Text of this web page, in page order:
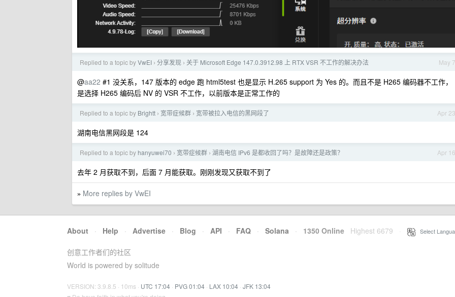
May 7
Replied to a topic byVwEI › 分享发现 › 关于 Microsoft Edge 147.0.3912.98 上 RTX VSR 不工作的解决办法
@aa22 #1 没关系，147 版本的 edge 跑 html5test 也是显示 H.265 support 为 Yes 的。而且不是 H265 编码器不工作，
是选择 H265 编码后 NV 的 VSR 不工作，以前版本是正常工作的
Apr 23
Replied to a topic by Brightt › 宽带症候群 › 宽带被拉入电信的黑网段了
湖南电信黑网段是 124
Apr 16
Replied to a topic by hanyuwei70 › 宽带症候群 › 湖南电信 IPv6 是都收回了吗？是故障还是政策？
去年 2 月获取不到，后面 7 月能获取。刚刚发现又获取不到了
» More replies by VwEI
About · Help · Advertise · Blog · API · FAQ · Solana · 1350 Online Highest 6679 Select
创意工作者们的社区
World is powered by solitude
VERSION: 3.9.8.5 · 10ms · UTC 17:04 · PVG 01:04 · LAX 10:04 · JFK 13:04